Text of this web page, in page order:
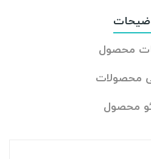
محصول
محصولات
محصول